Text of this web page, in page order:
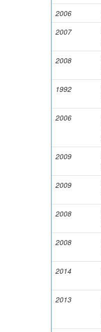
2006
2007
2008
1992
2006
2009
2009
2008
2008
2014
2013